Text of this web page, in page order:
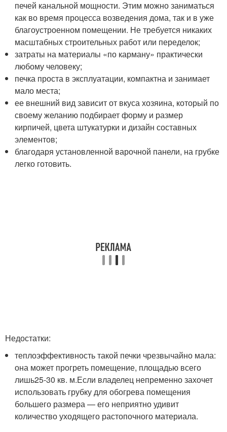
печей канальной мощности. Этим можно заниматься
как во время процесса возведения дома, так и в уже
благоустроенном помещении. Не требуется никаких
масштабных строительных работ или переделок;
затраты на материалы «по карману» практически
любому человеку;
печка проста в эксплуатации, компактна и занимает
мало места;
ее внешний вид зависит от вкуса хозяина, который по
своему желанию подбирает форму и размер
кирпичей, цвета штукатурки и дизайн составных
элементов;
благодаря установленной варочной панели, на грубке
легко готовить.
Недостатки:
теплоэффективность такой печки чрезвычайно мала:
она может прогреть помещение, площадью всего
лишь25-30 кв. м.Если владелец непременно захочет
использовать грубку для обогрева помещения
большего размера — его неприятно удивит
количество уходящего растопочного материала.